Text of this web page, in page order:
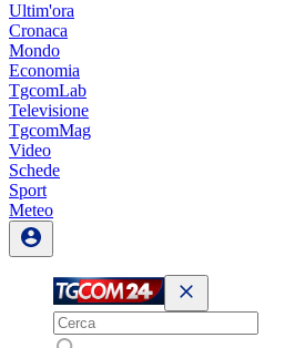
Ultim'ora
Cronaca
Mondo
Economia
TgcomLab
Televisione
TgcomMag
Video
Schede
Sport
Meteo